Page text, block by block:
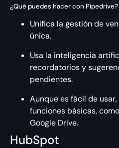
¿Qué puedes hacer con Pipedrive?
Unifica la gestión de
única.
Usa la inteligencia
recordatorios y
pendientes.
Aunque es fácil de
funciones básicas,
Google Drive.
HubSpot